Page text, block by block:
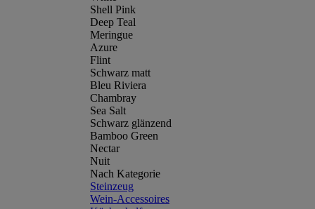
Shell Pink
Deep Teal
Meringue
Azure
Flint
Schwarz matt
Bleu Riviera
Chambray
Sea Salt
Schwarz glänzend
Bamboo Green
Nectar
Nuit
Nach Kategorie
Steinzeug
Wein-Accessoires